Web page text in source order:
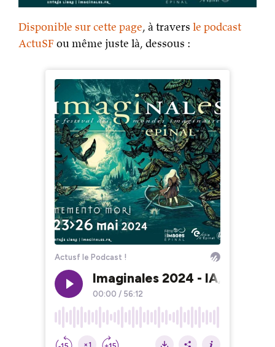
Disponible sur cette page, à travers le podcast
ActuSF ou même juste là, dessous :